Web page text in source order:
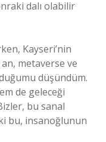
dalı olabilir
Kayseri’nin
metaverse ve
düşündüm.
de geleceği
bu sanal
bu, insanoğlunun